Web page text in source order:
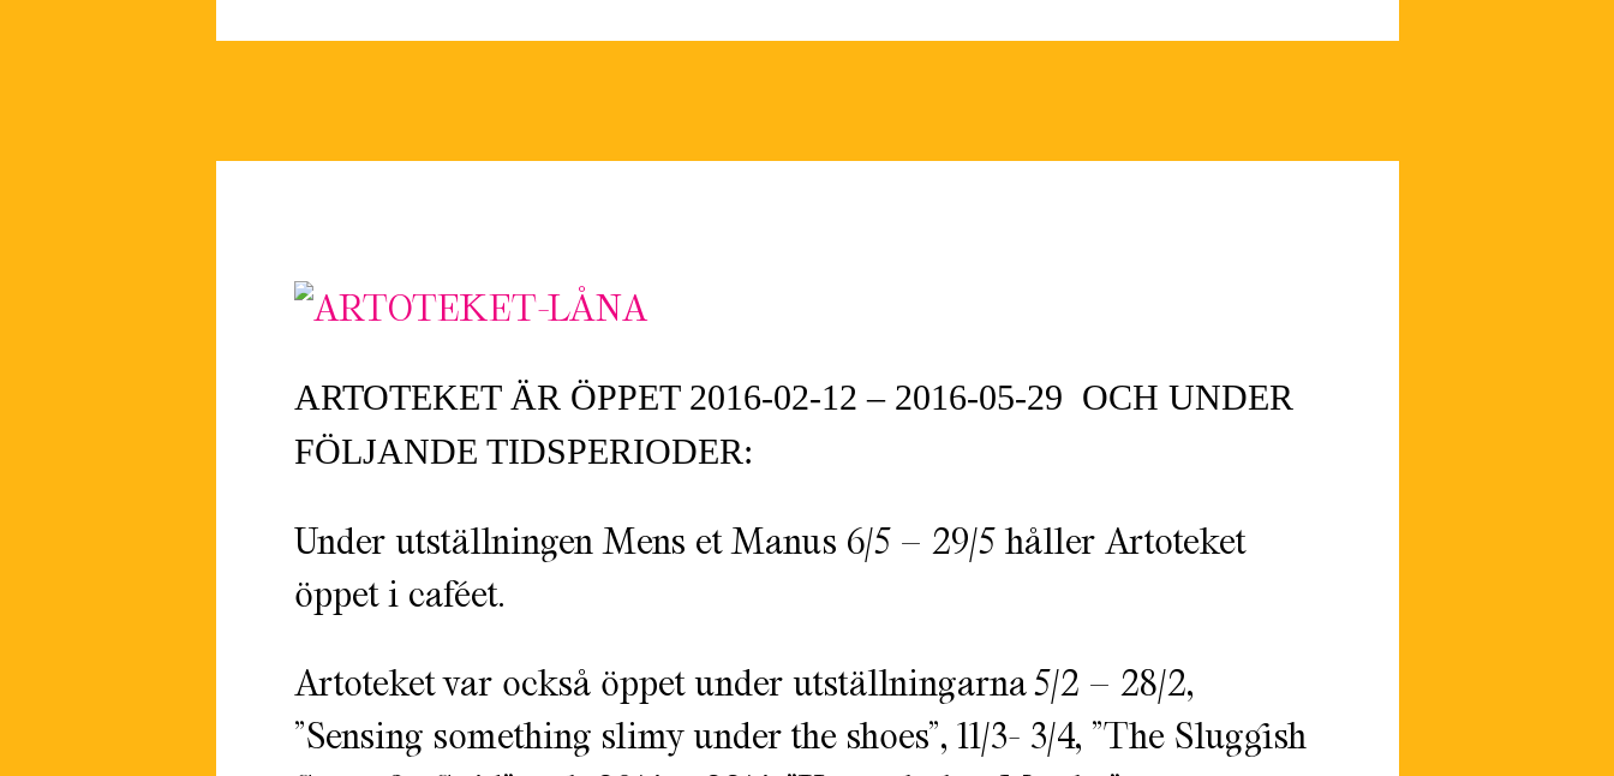
ARTOTEKET ÄR ÖPPET 2016-02-12 – 2016-05-29 OCH UNDER
FÖLJANDE TIDSPERIODER:
Under utställningen Mens et Manus 6/5 – 29/5 håller Artoteket
öppet i caféet.
Artoteket var också öppet under utställningarna 5/2 – 28/2,
”Sensing something slimy under the shoes”, 11/3- 3/4, ”The Sluggish